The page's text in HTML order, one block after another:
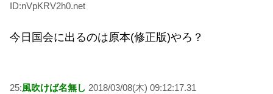
ID:nVpKRV2h0.net
今日国会に出るのは原本(修正版)やろ？
25:風吹けば名無し 2018/03/08(木) 09:12:17.31